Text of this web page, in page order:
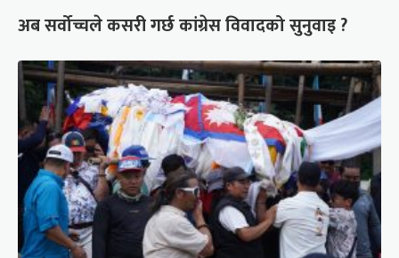
अब सर्वोच्चले कसरी गर्छ कांग्रेस विवादको सुनुवाइ ?